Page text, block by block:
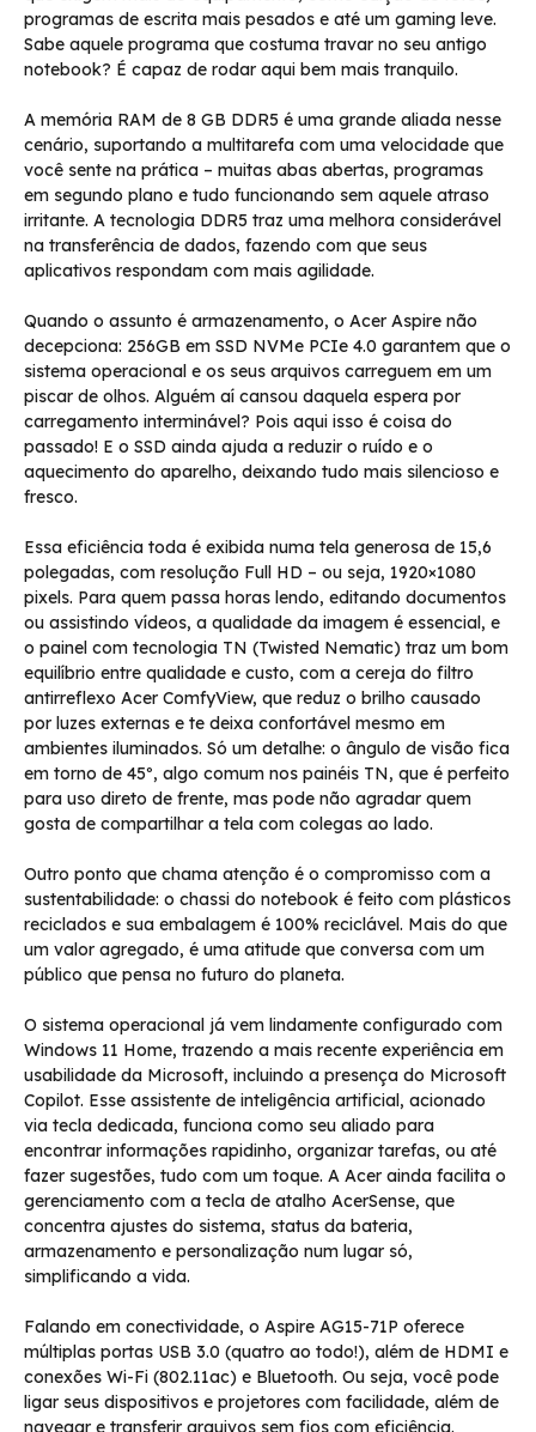
programas de escrita mais pesados e até um gaming leve.
Sabe aquele programa que costuma travar no seu antigo
notebook? É capaz de rodar aqui bem mais tranquilo.
A memória RAM de 8 GB DDR5 é uma grande aliada nesse
cenário, suportando a multitarefa com uma velocidade que
você sente na prática – muitas abas abertas, programas
em segundo plano e tudo funcionando sem aquele atraso
irritante. A tecnologia DDR5 traz uma melhora considerável
na transferência de dados, fazendo com que seus
aplicativos respondam com mais agilidade.
Quando o assunto é armazenamento, o Acer Aspire não
decepciona: 256GB em SSD NVMe PCIe 4.0 garantem que o
sistema operacional e os seus arquivos carreguem em um
piscar de olhos. Alguém aí cansou daquela espera por
carregamento interminável? Pois aqui isso é coisa do
passado! E o SSD ainda ajuda a reduzir o ruído e o
aquecimento do aparelho, deixando tudo mais silencioso e
fresco.
Essa eficiência toda é exibida numa tela generosa de 15,6
polegadas, com resolução Full HD – ou seja, 1920×1080
pixels. Para quem passa horas lendo, editando documentos
ou assistindo vídeos, a qualidade da imagem é essencial, e
o painel com tecnologia TN (Twisted Nematic) traz um bom
equilíbrio entre qualidade e custo, com a cereja do filtro
antirreflexo Acer ComfyView, que reduz o brilho causado
por luzes externas e te deixa confortável mesmo em
ambientes iluminados. Só um detalhe: o ângulo de visão fica
em torno de 45º, algo comum nos painéis TN, que é perfeito
para uso direto de frente, mas pode não agradar quem
gosta de compartilhar a tela com colegas ao lado.
Outro ponto que chama atenção é o compromisso com a
sustentabilidade: o chassi do notebook é feito com plásticos
reciclados e sua embalagem é 100% reciclável. Mais do que
um valor agregado, é uma atitude que conversa com um
público que pensa no futuro do planeta.
O sistema operacional já vem lindamente configurado com
Windows 11 Home, trazendo a mais recente experiência em
usabilidade da Microsoft, incluindo a presença do Microsoft
Copilot. Esse assistente de inteligência artificial, acionado
via tecla dedicada, funciona como seu aliado para
encontrar informações rapidinho, organizar tarefas, ou até
fazer sugestões, tudo com um toque. A Acer ainda facilita o
gerenciamento com a tecla de atalho AcerSense, que
concentra ajustes do sistema, status da bateria,
armazenamento e personalização num lugar só,
simplificando a vida.
Falando em conectividade, o Aspire AG15-71P oferece
múltiplas portas USB 3.0 (quatro ao todo!), além de HDMI e
conexões Wi-Fi (802.11ac) e Bluetooth. Ou seja, você pode
ligar seus dispositivos e projetores com facilidade, além de
navegar e transferir arquivos sem fios com eficiência.